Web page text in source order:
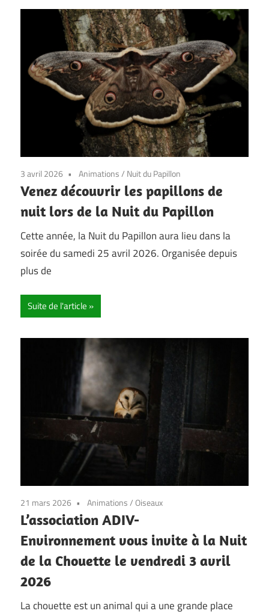
3 avril 2026 Animations/ Nuit du Papillon
Venez découvrir les papillons de
nuit lors de la Nuit du Papillon
Cette année, la Nuit du Papillon aura lieu dans la
soirée du samedi 25 avril 2026. Organisée depuis
plus de
Suite de l'article
21 mars 2026 Animations/Oiseaux
L’association ADIV-
Environnement vous invite à la Nuit
de la Chouette le vendredi 3 avril
2026
La chouette est un animal qui a une grande place